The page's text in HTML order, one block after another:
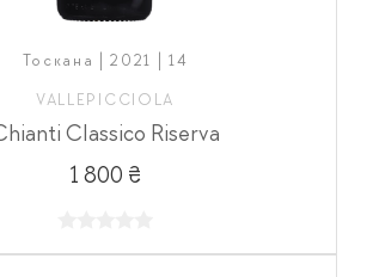
Тоскана | 2021 | 14
VALLEPICCIOLA
Classico Riserva
1 800 ₴